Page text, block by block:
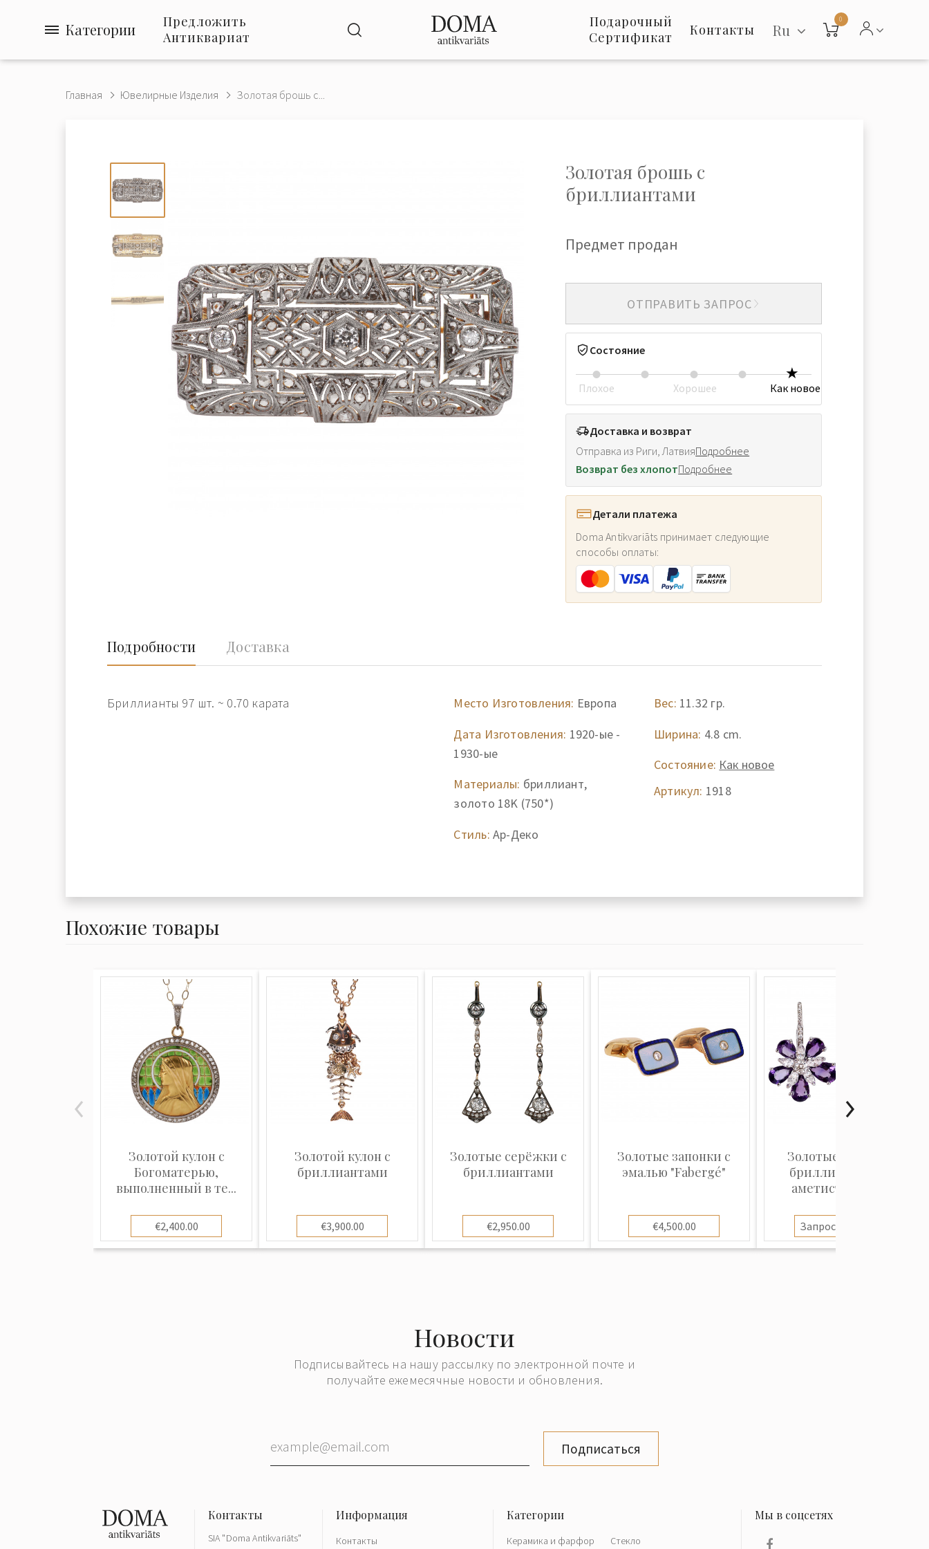
Категории
Предложить
Антиквариат
Подарочный
Сертификат
Контакты Ru
0
Главная Ювелирные Изделия Золотая брошь с...
Золотая брошь с
бриллиантами
Предмет продан
ОТПРАВИТЬ ЗАПРОС
Состояние
Плохое Хорошее Как новое
Доставка и возврат
Отправка из Риги, ЛатвияПодробнее
Возврат без хлопотПодробнее
Детали платежа
Doma Antikvariāts принимает следующие
способы оплаты:
Подробности Доставка
Бриллианты 97 шт. ~ 0.70 карата Место Изготовления: Европа
Дата Изготовления: 1920-ые -
1930-ые
Материалы: бриллиант,
золото 18K (750*)
Стиль: Ар-Деко
Вес: 11.32 гр.
Ширина: 4.8 cm.
Состояние: Как новое
Артикул: 1918
Похожие товары
Золотой кулон с
Богоматерью,
выполненный в те...
€2,400.00
Золотой кулон с
бриллиантами
€3,900.00
Золотые серёжки с
бриллиантами
€2,950.00
Золотые запонки с
эмалью "Fabergé"
€4,500.00
Золотые серьги с
бриллиантами и
аметистами "L...
Запросить цену
Новости
Подписывайтесь на нашу рассылку по электронной почте и
получайте ежемесячные новости и обновления.
Подписаться
SIA "Doma Antikvariāts"
Контакты Керамика и фарфор Стекло